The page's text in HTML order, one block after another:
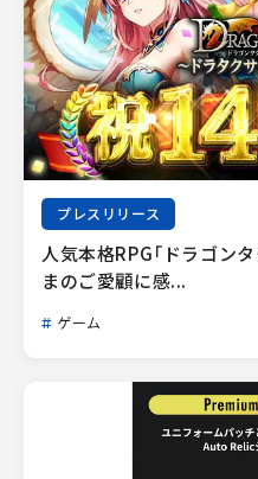
プレスリリース
人気本格RPG「ドラゴン
まのご愛顧に感...
ゲーム